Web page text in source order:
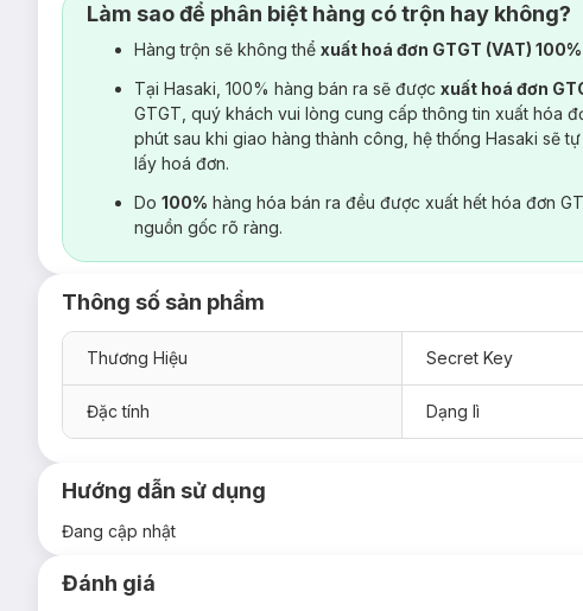
Làm sao để phân biệt hàng có trộn hay không?
Hàng trộn sẽ không thể xuất hoá đơn GTGT (VAT) 100%
Tại Hasaki, 100% hàng bán ra sẽ được xuất hoá đơn
GTGT, quý khách vui lòng cung cấp thông tin xuất hóa
phút sau khi giao hàng thành công, hệ thống Hasaki sẽ
lấy hoá đơn.
Do 100% hàng hóa bán ra đều được xuất hết hóa đơn
nguồn gốc rõ ràng.
Thông số sản phẩm
Thương Hiệu Secret Key
Đặc tính Dạng lì
Hướng dẫn sử dụng
Đang cập nhật
Đánh giá